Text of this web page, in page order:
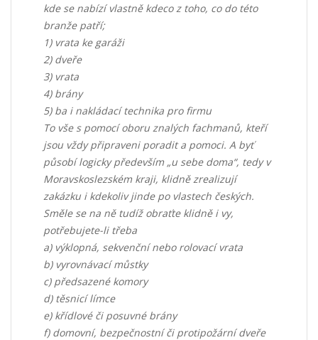
kde se nabízí vlastně kdeco z toho, co do této
branže patří;
1) vrata ke garáži
2) dveře
3) vrata
4) brány
5) ba i nakládací technika pro firmu
To vše s pomocí oboru znalých fachmanů, kteří
jsou vždy připraveni poradit a pomoci. A byť
působí logicky především „u sebe doma“, tedy v
Moravskoslezském kraji, klidně zrealizují
zakázku i kdekoliv jinde po vlastech českých.
Směle se na ně tudíž obraťte klidně i vy,
potřebujete-li třeba
a) výklopná, sekvenční nebo rolovací vrata
b) vyrovnávací můstky
c) předsazené komory
d) těsnicí límce
e) křídlové či posuvné brány
f) domovní, bezpečnostní či protipožární dveře